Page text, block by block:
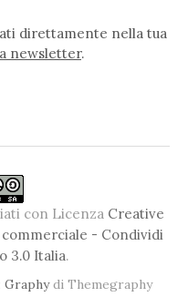
direttamente nella tua
newsletter.
con Licenza Creative
- Condividi
3.0 Italia.
Graphydi Themegraphy